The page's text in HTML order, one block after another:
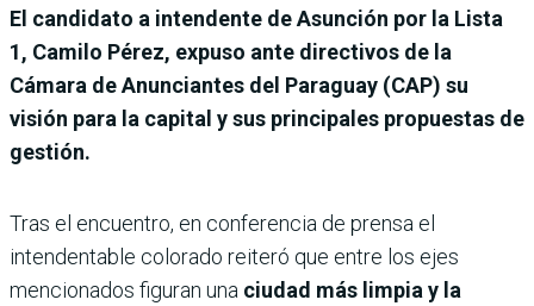
El candidato a intendente de Asunción por la Lista
1, Camilo Pérez, expuso ante directivos de la
Cámara de Anunciantes del Paraguay (CAP) su
visión para la capital y sus principales propuestas de
gestión.
Tras el encuentro, en conferencia de prensa el
intendentable colorado reiteró que entre los ejes
mencionados figuran una ciudad más limpia y la